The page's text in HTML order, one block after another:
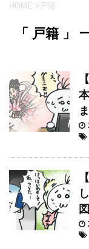
HOME > 戸籍
「 戸籍 」